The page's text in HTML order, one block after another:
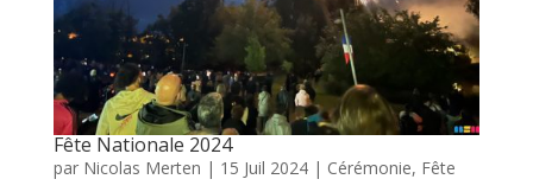
Fête Nationale 2024
par Nicolas Merten | 15 Juil 2024| Cérémonie, Fête